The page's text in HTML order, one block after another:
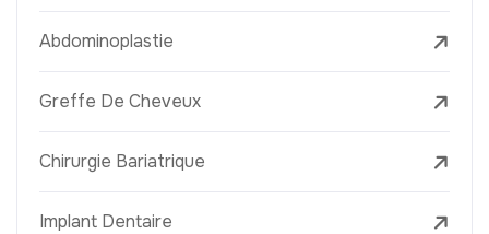
Abdominoplastie
Greffe De Cheveux
Chirurgie Bariatrique
Implant Dentaire